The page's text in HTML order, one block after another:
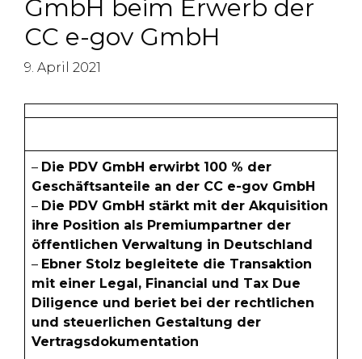
GmbH beim Erwerb der
CC e-gov GmbH
9. April 2021
– Die PDV GmbH erwirbt 100 % der
Geschäftsanteile an der CC e-gov GmbH
– Die PDV GmbH stärkt mit der Akquisition
ihre Position als Premiumpartner der
öffentlichen Verwaltung in Deutschland
– Ebner Stolz begleitete die Transaktion
mit einer Legal, Financial und Tax Due
Diligence und beriet bei der rechtlichen
und steuerlichen Gestaltung der
Vertragsdokumentation